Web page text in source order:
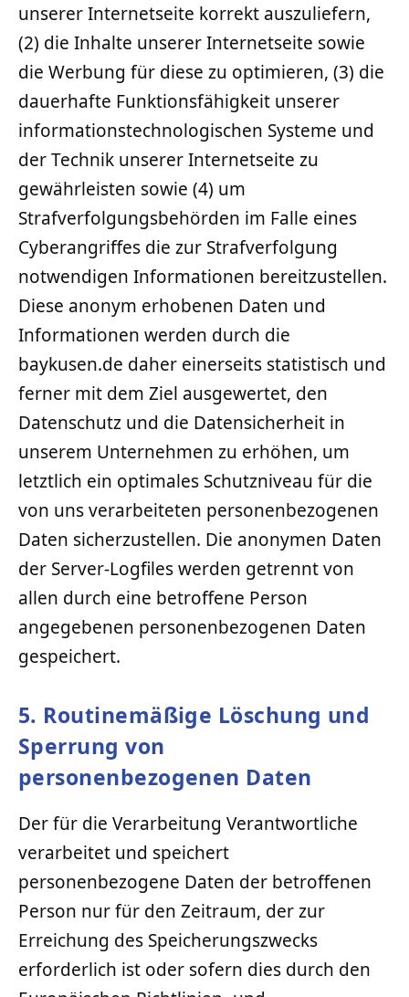
unserer Internetseite korrekt auszuliefern,
(2) die Inhalte unserer Internetseite sowie
die Werbung für diese zu optimieren, (3) die
dauerhafte Funktionsfähigkeit unserer
informationstechnologischen Systeme und
der Technik unserer Internetseite zu
gewährleisten sowie (4) um
Strafverfolgungsbehörden im Falle eines
Cyberangriffes die zur Strafverfolgung
notwendigen Informationen bereitzustellen.
Diese anonym erhobenen Daten und
Informationen werden durch die
baykusen.de daher einerseits statistisch und
ferner mit dem Ziel ausgewertet, den
Datenschutz und die Datensicherheit in
unserem Unternehmen zu erhöhen, um
letztlich ein optimales Schutzniveau für die
von uns verarbeiteten personenbezogenen
Daten sicherzustellen. Die anonymen Daten
der Server-Logfiles werden getrennt von
allen durch eine betroffene Person
angegebenen personenbezogenen Daten
gespeichert.
5. Routinemäßige Löschung und
Sperrung von
personenbezogenen Daten
Der für die Verarbeitung Verantwortliche
verarbeitet und speichert
personenbezogene Daten der betroffenen
Person nur für den Zeitraum, der zur
Erreichung des Speicherungszwecks
erforderlich ist oder sofern dies durch den